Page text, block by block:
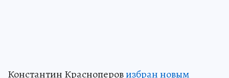
Константин Красноперовизбран новым